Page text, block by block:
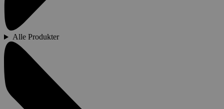
Alle Produkter